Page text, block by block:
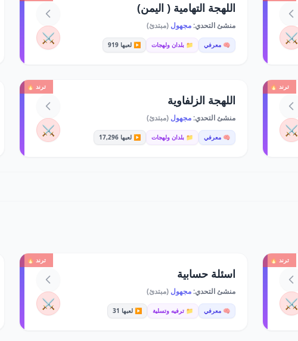
⚔️
اللهجة التهامية ( اليمن)
منشئ التحدي:مجهول(مبتدئ)
🧠 معرفي 📁 بلدان ولهجات ▶️ لعبها 919 ⚔️
ترند 🔥
⚔️
ترند 🔥
اللهجة الزلفاوية
منشئ التحدي:مجهول(مبتدئ)
🧠 معرفي 📁 بلدان ولهجات ▶️ لعبها 17,296 ⚔️
ترند 🔥
⚔️
ترند 🔥
اسئلة حسابية
منشئ التحدي:مجهول(مبتدئ)
🧠 معرفي 📁 ترفيه وتسلية ▶️ لعبها 31 ⚔️